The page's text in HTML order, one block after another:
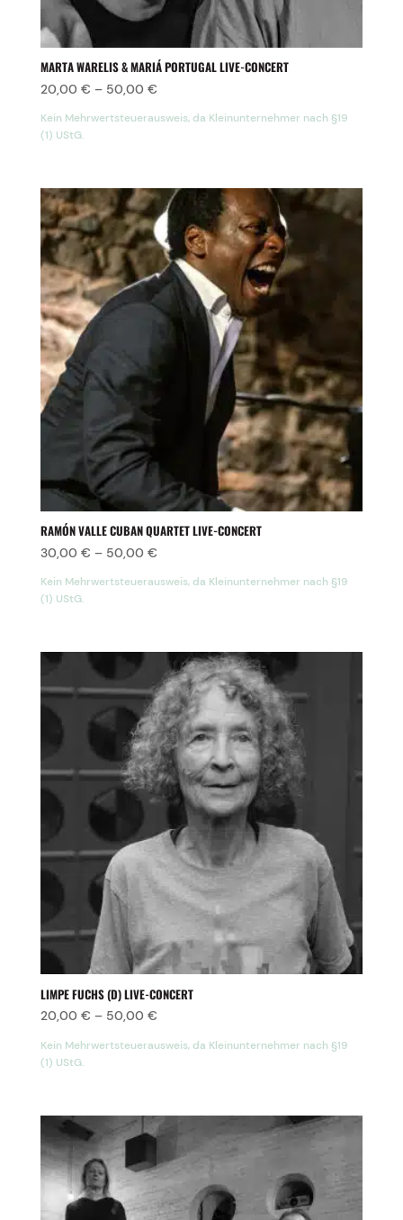
MARTA WARELIS & MARIÁ PORTUGAL LIVE-CONCERT
20,00 € – 50,00 €
Kein Mehrwertsteuerausweis, da Kleinunternehmer nach §19
(1) UStG.
RAMÓN VALLE CUBAN QUARTET LIVE-CONCERT
30,00 € – 50,00 €
Kein Mehrwertsteuerausweis, da Kleinunternehmer nach §19
(1) UStG.
LIMPE FUCHS (D) LIVE-CONCERT
20,00 € – 50,00 €
Kein Mehrwertsteuerausweis, da Kleinunternehmer nach §19
(1) UStG.